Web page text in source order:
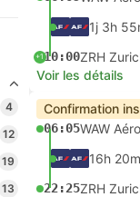
4
12
19
13
1j 3h
+110:00ZRH
Voir les détails
Confirmation
06:05
16h
22:25ZRH